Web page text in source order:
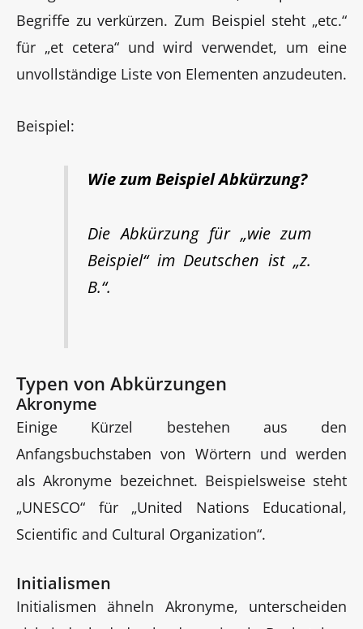
Begriffe zu verkürzen. Zum Beispiel steht „etc.“
für „et cetera“ und wird verwendet, um eine
unvollständige Liste von Elementen anzudeuten.
Beispiel:
Wie zum Beispiel Abkürzung?
Die Abkürzung für „wie zum
Beispiel“ im Deutschen ist „z.
B.“.
Typen von Abkürzungen
Akronyme
Einige Kürzel bestehen aus den
Anfangsbuchstaben von Wörtern und werden
als Akronyme bezeichnet. Beispielsweise steht
„UNESCO“ für „United Nations Educational,
Scientific and Cultural Organization“.
Initialismen
Initialismen ähneln Akronyme, unterscheiden